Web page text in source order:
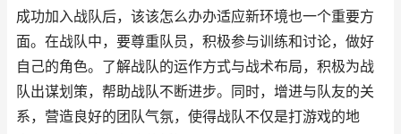
成功加入战队后，该该怎么办办适应新环境也一个重要方
面。在战队中，要尊重队员，积极参与训练和讨论，做好
自己的角色。了解战队的运作方式与战术布局，积极为战
队出谋划策，帮助战队不断进步。同时，增进与队友的关
系，营造良好的团队气氛，使得战队不仅是打游戏的地